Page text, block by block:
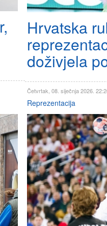
Hrvatska
doživjela
Četvrtak, 08. siječnja 2026.
Reprezentacija